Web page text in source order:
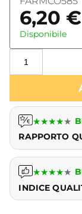
6,20 €
Disponibile
★★★★★
RAPPORTO
★★★★★
INDICE